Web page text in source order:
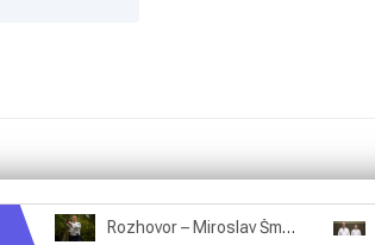
Rozhovor – Miroslav Šmíd – 22.3.2025